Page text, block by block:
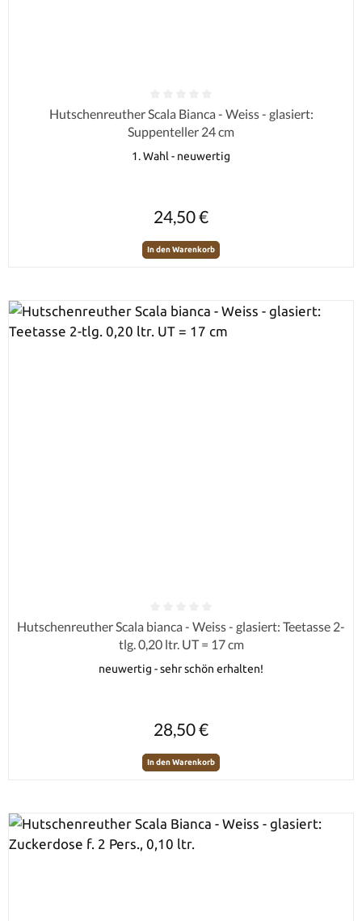
Durchschnittliche Bewertung von 0 von 5 Sternen
Hutschenreuther Scala Bianca - Weiss - glasiert:
Suppenteller 24 cm
1. Wahl - neuwertig
24,50 €
In den Warenkorb
Durchschnittliche Bewertung von 0 von 5 Sternen
Hutschenreuther Scala bianca - Weiss - glasiert: Teetasse 2-
tlg. 0,20 ltr. UT = 17 cm
neuwertig - sehr schön erhalten!
28,50 €
In den Warenkorb